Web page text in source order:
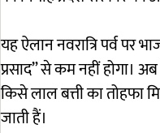
यह ऐलान नवरात्रि पर्व पर
प्रसाद” से कम नहीं होगा।
किसे लाल बत्ती का तोहफा
जाती हैं।